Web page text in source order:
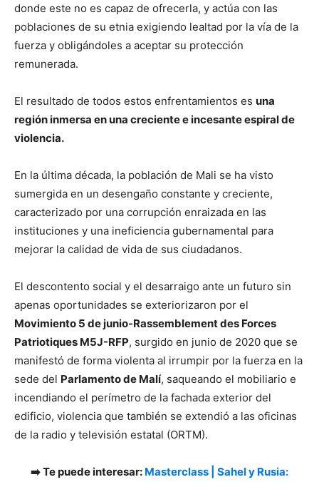
donde este no es capaz de ofrecerla, y actúa con las
poblaciones de su etnia exigiendo lealtad por la vía de la
fuerza y obligándoles a aceptar su protección
remunerada.
El resultado de todos estos enfrentamientos es una
región inmersa en una creciente e incesante espiral de
violencia.
En la última década, la población de Mali se ha visto
sumergida en un desengaño constante y creciente,
caracterizado por una corrupción enraizada en las
instituciones y una ineficiencia gubernamental para
mejorar la calidad de vida de sus ciudadanos.
El descontento social y el desarraigo ante un futuro sin
apenas oportunidades se exteriorizaron por el
Movimiento 5 de junio-Rassemblement des Forces
Patriotiques M5J-RFP, surgido en junio de 2020 que se
manifestó de forma violenta al irrumpir por la fuerza en la
sede del Parlamento de Malí, saqueando el mobiliario e
incendiando el perímetro de la fachada exterior del
edificio, violencia que también se extendió a las oficinas
de la radio y televisión estatal (ORTM).
➡️ Te puede interesar: Masterclass | Sahel y Rusia: